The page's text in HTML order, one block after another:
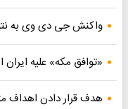
واکنش جی دی وی به
«توافق مکه» علیه
هدف قرار دادن اهداف